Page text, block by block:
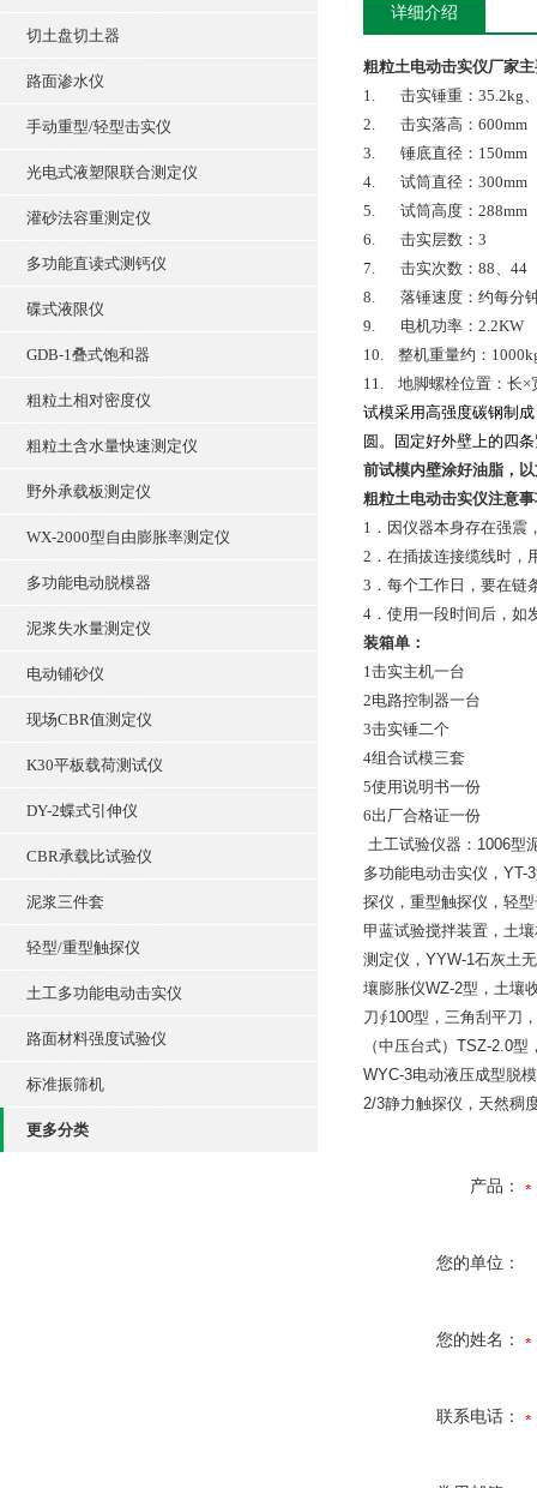
切土盘切土器
路面渗水仪
手动重型/轻型击实仪
光电式液塑限联合测定仪
灌砂法容重测定仪
多功能直读式测钙仪
碟式液限仪
GDB-1叠式饱和器
粗粒土相对密度仪
粗粒土含水量快速测定仪
野外承载板测定仪
WX-2000型自由膨胀率测定仪
多功能电动脱模器
泥浆失水量测定仪
电动铺砂仪
现场CBR值测定仪
K30平板载荷测试仪
DY-2蝶式引伸仪
CBR承载比试验仪
泥浆三件套
轻型/重型触探仪
土工多功能电动击实仪
路面材料强度试验仪
标准振筛机
更多分类
详细介绍
粗粒土电动击实仪厂家
1. 击实锤重：35.2kg
2. 击实落高：600mm
3. 锤底直径：150mm
4. 试筒直径：300mm
5. 试筒高度：288mm
6. 击实层数：3
7. 击实次数：88、44
8. 落锤速度：约每分
9. 电机功率：2.2KW
10. 整机重量约：
11. 地脚螺栓位置：长×
试模采用高强度碳钢制
圆。固定好外壁上的四
前试模内壁涂好油脂，
粗粒土电动击实仪注意
1．因仪器本身存在强震
2．在插拔连接缆线时，
3．每个工作日，要在链
4．使用一段时间后，如
装箱单：
1击实主机一台
2电路控制器一台
3击实锤二个
4组合试模三套
5使用说明书一份
6出厂合格证一份
土工试验仪器：1006型
多功能电动击实仪，YT-
探仪，重型触探仪，轻
甲蓝试验搅拌装置，土
测定仪，YYW-1石灰土
壤膨胀仪WZ-2型，土壤
刀∮100型，三角刮平刀
（中压台式）TSZ-2.0
WYC-3电动液压成型脱
2/3静力触探仪，天然稠
产品：
您的单位：
您的姓名：
联系电话：